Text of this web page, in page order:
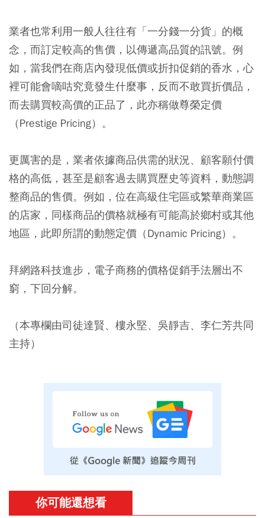
業者也常利用一般人往往有「一分錢一分貨 」的概
念，而訂定較高的售價，以傳遞高品質的訊號。例
如，當我們在商店內發現低價或折扣促銷的香水，心
裡可能會嘀咕究竟發生什麼事，反而不敢買折價品，
而去購買較高價的正品了，此亦稱做尊榮定價
（Prestige Pricing）。
更厲害的是，業者依據商品供需的狀況、顧客願付價
格的高低，甚至是顧客過去購買歷史等資料，動態調
整商品的售價。例如，位在高級住宅區或繁華商業區
的店家，同樣商品的價格就極有可能高於鄉村或其他
地區，此即所謂的動態定價 （Dynamic Pricing）。
拜網路科技進步，電子商務的價格促銷手法層出不
窮，下回分解。
（本專欄由司徒達賢、樓永堅、吳靜吉、李仁芳共同
主持）